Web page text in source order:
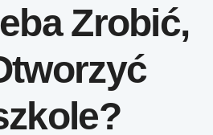
Zrobić,